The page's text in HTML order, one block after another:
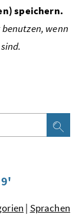
speichern.
wenn
| Sprachen